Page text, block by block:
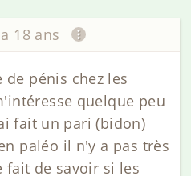
18 ans
pénis chez les
quelque peu
fait un pari (bidon)
paléo il n'y a pas très
fait de savoir si les